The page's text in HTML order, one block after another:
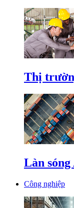
Thị
Làn
Công nghiệp